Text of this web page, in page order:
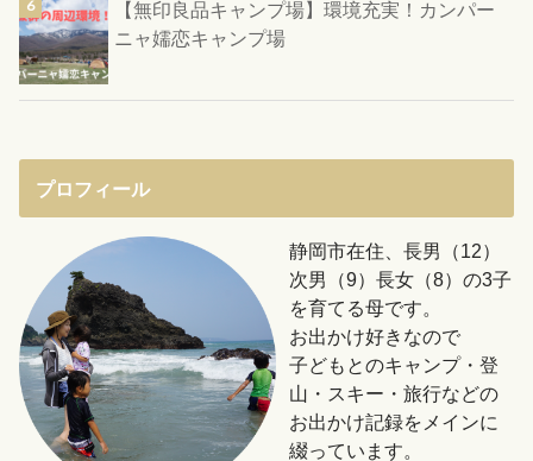
【無印良品キャンプ場】環境充実！カンパー
ニャ嬬恋キャンプ場
プロフィール
静岡市在住、長男（12）
次男（9）長女（8）の3子
を育てる母です。
お出かけ好きなので
子どもとのキャンプ・登
山・スキー・旅行などの
お出かけ記録をメインに
綴っています。